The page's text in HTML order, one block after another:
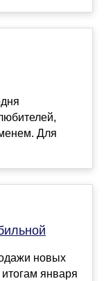
Для
новых
января